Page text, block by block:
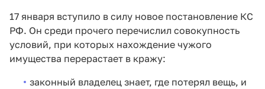
17 января вступило в силу новое постановление КС
РФ. Он среди прочего перечислил совокупность
условий, при которых нахождение чужого
имущества перерастает в кражу:
законный владелец знает, где потерял вещь, и